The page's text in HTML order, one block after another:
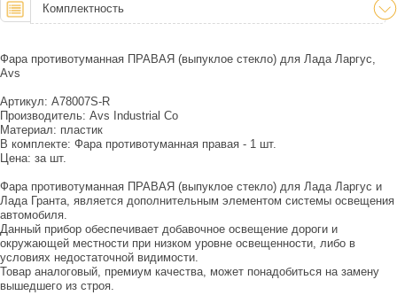
Комплектность
Фара противотуманная ПРАВАЯ (выпуклое стекло) для Лада Ларгус,
Avs
Артикул: A78007S-R
Производитель: Avs Industrial Co
Материал: пластик
В комплекте: Фара противотуманная правая - 1 шт.
Цена: за шт.
Фара противотуманная ПРАВАЯ (выпуклое стекло) для Лада Ларгус и
Лада Гранта, является дополнительным элементом системы освещения
автомобиля.
Данный прибор обеспечивает добавочное освещение дороги и
окружающей местности при низком уровне освещенности, либо в
условиях недостаточной видимости.
Товар аналоговый, премиум качества, может понадобиться на замену
вышедшего из строя.